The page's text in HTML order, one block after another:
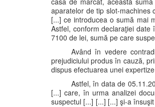
aparatelor de tip slot-
[...] ce introducea o sumă mai
Astfel, conform declaraţiei
7100 de lei, sumă pe care
Având în vedere
prejudiciului produs în cauză,
dispus efectuarea unei
Astfel, în data de
[...] care, în urma analizei
suspectul [...] [...] [...] şi-a